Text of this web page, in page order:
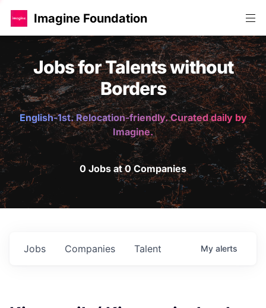
Imagine Foundation
Jobs for Talents without
Borders
English-1st. Relocation-friendly. Curated daily by
Imagine.
0 Jobs at 0 Companies
Jobs Companies Talent My alerts